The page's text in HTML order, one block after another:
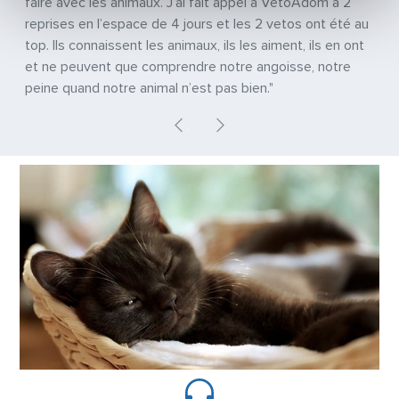
reprises en l’espace de 4 jours et les 2 vetos ont été au
top. Ils connaissent les animaux, ils les aiment, ils en ont
et ne peuvent que comprendre notre angoisse, notre
peine quand notre animal n’est pas bien."
Previous